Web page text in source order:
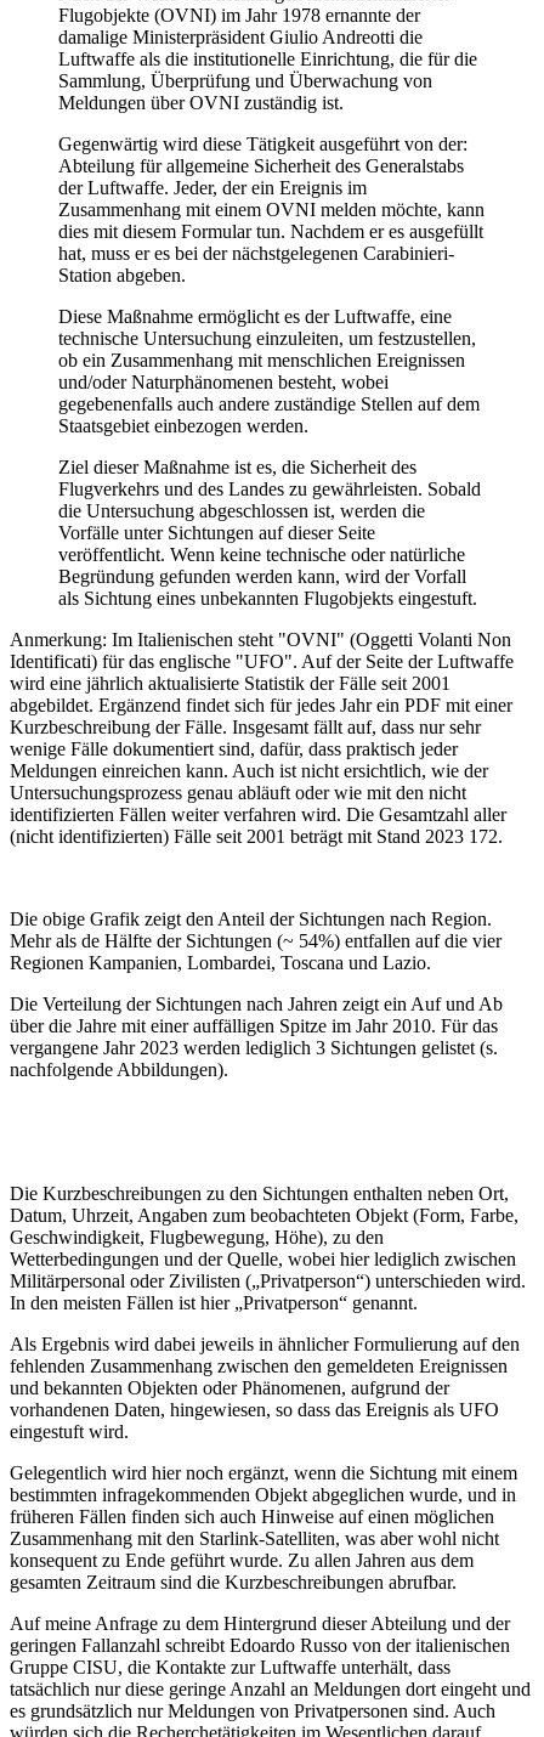
Flugobjekte (OVNI) im Jahr 1978 ernannte der
damalige Ministerpräsident Giulio Andreotti die
Luftwaffe als die institutionelle Einrichtung, die für die
Sammlung, Überprüfung und Überwachung von
Meldungen über OVNI zuständig ist.
Gegenwärtig wird diese Tätigkeit ausgeführt von der:
Abteilung für allgemeine Sicherheit des Generalstabs
der Luftwaffe. Jeder, der ein Ereignis im
Zusammenhang mit einem OVNI melden möchte, kann
dies mit diesem Formular tun. Nachdem er es ausgefüllt
hat, muss er es bei der nächstgelegenen Carabinieri-
Station abgeben.
Diese Maßnahme ermöglicht es der Luftwaffe, eine
technische Untersuchung einzuleiten, um festzustellen,
ob ein Zusammenhang mit menschlichen Ereignissen
und/oder Naturphänomenen besteht, wobei
gegebenenfalls auch andere zuständige Stellen auf dem
Staatsgebiet einbezogen werden.
Ziel dieser Maßnahme ist es, die Sicherheit des
Flugverkehrs und des Landes zu gewährleisten. Sobald
die Untersuchung abgeschlossen ist, werden die
Vorfälle unter Sichtungen auf dieser Seite
veröffentlicht. Wenn keine technische oder natürliche
Begründung gefunden werden kann, wird der Vorfall
als Sichtung eines unbekannten Flugobjekts eingestuft.
Anmerkung: Im Italienischen steht "OVNI" (Oggetti Volanti Non
Identificati) für das englische "UFO". Auf der Seite der Luftwaffe
wird eine jährlich aktualisierte Statistik der Fälle seit 2001
abgebildet. Ergänzend findet sich für jedes Jahr ein PDF mit einer
Kurzbeschreibung der Fälle. Insgesamt fällt auf, dass nur sehr
wenige Fälle dokumentiert sind, dafür, dass praktisch jeder
Meldungen einreichen kann. Auch ist nicht ersichtlich, wie der
Untersuchungsprozess genau abläuft oder wie mit den nicht
identifizierten Fällen weiter verfahren wird. Die Gesamtzahl aller
(nicht identifizierten) Fälle seit 2001 beträgt mit Stand 2023 172.
Die obige Grafik zeigt den Anteil der Sichtungen nach Region.
Mehr als de Hälfte der Sichtungen (~ 54%) entfallen auf die vier
Regionen Kampanien, Lombardei, Toscana und Lazio.
Die Verteilung der Sichtungen nach Jahren zeigt ein Auf und Ab
über die Jahre mit einer auffälligen Spitze im Jahr 2010. Für das
vergangene Jahr 2023 werden lediglich 3 Sichtungen gelistet (s.
nachfolgende Abbildungen).
Die Kurzbeschreibungen zu den Sichtungen enthalten neben Ort,
Datum, Uhrzeit, Angaben zum beobachteten Objekt (Form, Farbe,
Geschwindigkeit, Flugbewegung, Höhe), zu den
Wetterbedingungen und der Quelle, wobei hier lediglich zwischen
Militärpersonal oder Zivilisten („Privatperson“) unterschieden wird.
In den meisten Fällen ist hier „Privatperson“ genannt.
Als Ergebnis wird dabei jeweils in ähnlicher Formulierung auf den
fehlenden Zusammenhang zwischen den gemeldeten Ereignissen
und bekannten Objekten oder Phänomenen, aufgrund der
vorhandenen Daten, hingewiesen, so dass das Ereignis als UFO
eingestuft wird.
Gelegentlich wird hier noch ergänzt, wenn die Sichtung mit einem
bestimmten infragekommenden Objekt abgeglichen wurde, und in
früheren Fällen finden sich auch Hinweise auf einen möglichen
Zusammenhang mit den Starlink-Satelliten, was aber wohl nicht
konsequent zu Ende geführt wurde. Zu allen Jahren aus dem
gesamten Zeitraum sind die Kurzbeschreibungen abrufbar.
Auf meine Anfrage zu dem Hintergrund dieser Abteilung und der
geringen Fallanzahl schreibt Edoardo Russo von der italienischen
Gruppe CISU, die Kontakte zur Luftwaffe unterhält, dass
tatsächlich nur diese geringe Anzahl an Meldungen dort eingeht und
es grundsätzlich nur Meldungen von Privatpersonen sind. Auch
würden sich die Recherchetätigkeiten im Wesentlichen darauf